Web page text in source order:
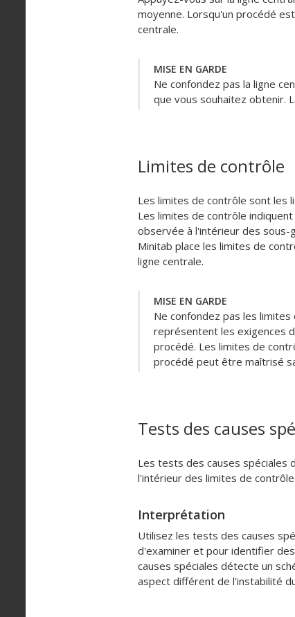
moyenne. Lorsqu'un procédé
centrale.
MISE EN GARDE
Ne confondez pas la ligne
que vous souhaitez obtenir.
Limites de contrôle
Les limites de contrôle sont les
Les limites de contrôle
observée à l'intérieur des
Minitab place les limites de
ligne centrale.
MISE EN GARDE
Ne confondez pas les
représentent les exigences
procédé. Les limites de
procédé peut être maîtrisé
Tests des causes
Les tests des causes
l'intérieur des limites de contrôle.
Interprétation
Utilisez les tests des causes
d'examiner et pour identifier
causes spéciales détecte un
aspect différent de l'instabilité